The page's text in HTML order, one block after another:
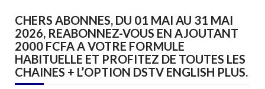
CHERS ABONNES, DU 01 MAI AU 31 MAI
2026, REABONNEZ-VOUS EN AJOUTANT
2000 FCFA A VOTRE FORMULE
HABITUELLE ET PROFITEZ DE TOUTES LES
CHAINES + L’OPTION DSTV ENGLISH PLUS.